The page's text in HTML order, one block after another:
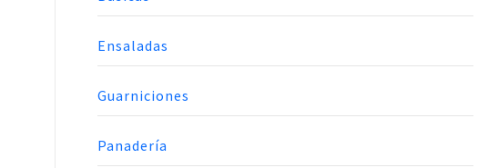
Ensaladas
Guarniciones
Panadería